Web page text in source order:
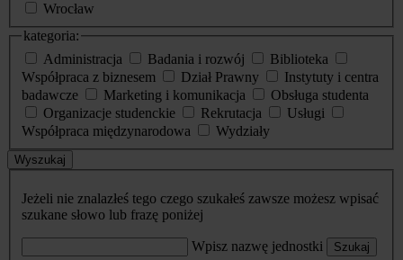
Wrocław
kategoria:
Administracja
Badania i rozwój
Biblioteka
Współpraca z biznesem
Dział Prawny
Instytuty i centra
badawcze
Marketing i komunikacja
Obsługa studenta
Organizacje studenckie
Rekrutacja
Usługi
Współpraca międzynarodowa
Wydziały
Wyszukaj
Jeżeli nie znalazłeś tego czego szukałeś zawsze możesz wpisać
szukane słowo lub frazę poniżej
Wpisz nazwę jednostki Szukaj